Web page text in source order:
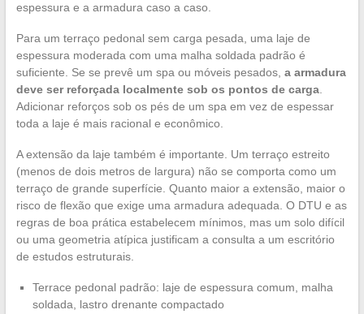
espessura e a armadura caso a caso.
Para um terraço pedonal sem carga pesada, uma laje de
espessura moderada com uma malha soldada padrão é
suficiente. Se se prevê um spa ou móveis pesados, a armadura
deve ser reforçada localmente sob os pontos de carga.
Adicionar reforços sob os pés de um spa em vez de espessar
toda a laje é mais racional e econômico.
A extensão da laje também é importante. Um terraço estreito
(menos de dois metros de largura) não se comporta como um
terraço de grande superfície. Quanto maior a extensão, maior o
risco de flexão que exige uma armadura adequada. O DTU e as
regras de boa prática estabelecem mínimos, mas um solo difícil
ou uma geometria atípica justificam a consulta a um escritório
de estudos estruturais.
Terrace pedonal padrão: laje de espessura comum, malha
soldada, lastro drenante compactado